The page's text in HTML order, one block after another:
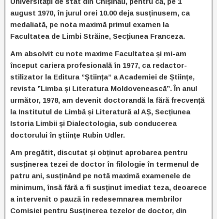
august 1970, în jurul orei 10.00 deja susținusem, ca
medaliată, pe nota maximă primul examen la
Facultatea de Limbi Străine, Secțiunea Franceza.
Am absolvit cu note maxime Facultatea și mi-am
început cariera profesională în 1977, ca redactor-
stilizator la Editura ”Știința” a Academiei de Științe,
revista ”Limba și Literatura Moldovenească”. În anul
următor, 1978, am devenit doctorandă la fără frecvență
la Institutul de Limbă și Literatură al AȘ, Secțiunea
Istoria Limbii și Dialectologia, sub conducerea
doctorului în științe Rubin Udler.
Am pregătit, discutat și obținut aprobarea pentru
susținerea tezei de doctor în filologie în termenul de
patru ani, susținând pe notă maximă examenele de
minimum, însă fără a fi susținut imediat teza, deoarece
a intervenit o pauză în redesemnarea membrilor
Comisiei pentru Susținerea tezelor de doctor, din